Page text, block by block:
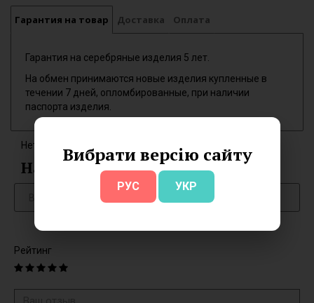
Вибрати версію сайту
РУС УКР
Гарантия на товар Доставка Оплата
Гарантия на серебряные изделия 5 лет.
На обмен принимаются новые изделия купленные в
течении 7 дней, опломбированные, при наличии
паспорта изделия.
Нет отзывов об этом товаре.
Написать отзыв
Рейтинг